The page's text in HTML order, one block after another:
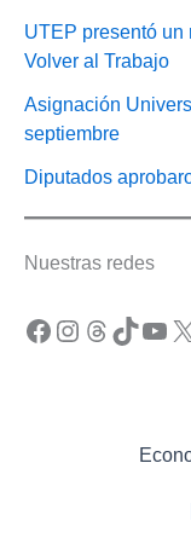
UTEP presentó un
Volver al Trabajo
Asignación
septiembre
Diputados
Nuestras redes
Facebook Instagram Threads TikTok YouTube X